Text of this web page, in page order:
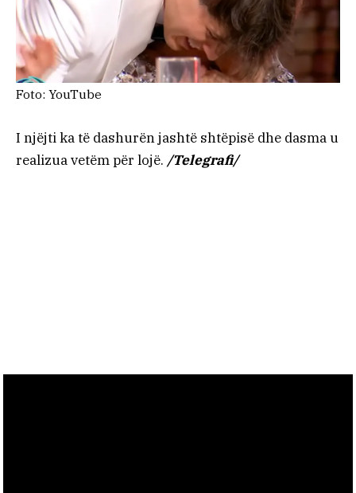
Foto: YouTube
I njëjti ka të dashurën jashtë shtëpisë dhe dasma u
realizua vetëm për lojë. /Telegrafi/